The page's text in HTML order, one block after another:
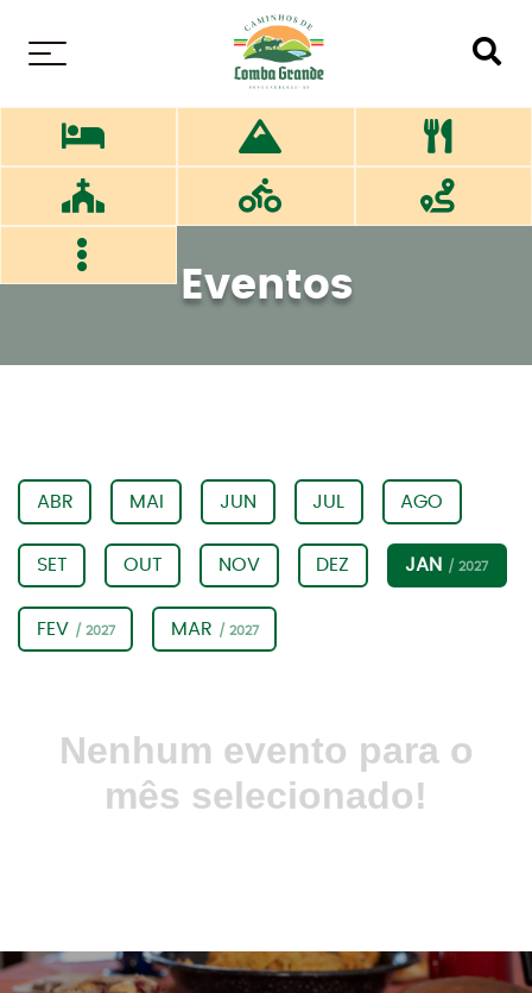
Eventos
ABR MAI JUN JUL AGO
SET OUT NOV DEZ JAN / 2027
FEV / 2027 MAR / 2027
Nenhum evento para o
mês selecionado!